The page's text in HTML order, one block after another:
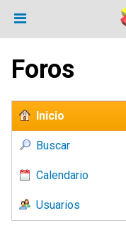
Foros
Inicio
Buscar
Calendario
Usuarios